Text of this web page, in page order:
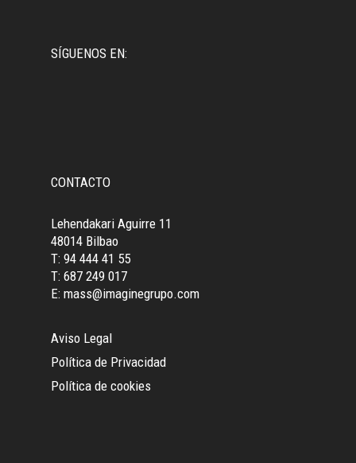
SÍGUENOS EN:
CONTACTO
Lehendakari Aguirre 11
48014 Bilbao
T: 94 444 41 55
T: 687 249 017
E: mass@imaginegrupo.com
Aviso Legal
Política de Privacidad
Política de cookies